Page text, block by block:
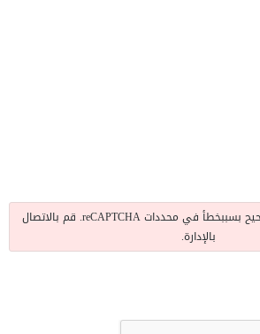
التحقق من الصورة غير صحيح بسببخطأ في محددات reCAPTCHA. قم بالاتصال
بالإدارة.